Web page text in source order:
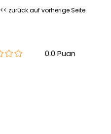
<< zurück auf vorherige Seite
0.0